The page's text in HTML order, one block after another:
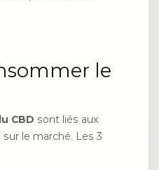
le
CBD sont liés aux
le marché. Les 3